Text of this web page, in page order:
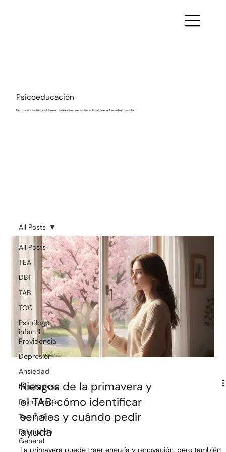
Psicoeducación
En nuestro sitio podrás encontrar diversas notas educativas sobre salud mental
All Posts
TEA
DBT
TAB
TOC
Psicólogo
infantil
Providencia
Depresión
Ansiedad
Mindfulness
Psicoterapia
Test online
Psiquiatría
General
All Posts
Riesgos de la primavera y
el TAB: cómo identificar
señales y cuándo pedir
ayuda